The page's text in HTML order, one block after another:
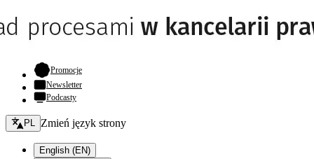
Promocje- otwiera się w nowej karcie
Newsletter
Podcasty
Zmień język - bieżący:
PL Zmień język strony
English (EN)